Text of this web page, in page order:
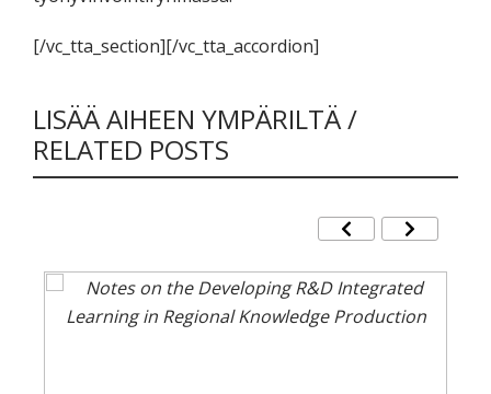
[/vc_tta_section][/vc_tta_accordion]
LISÄÄ AIHEEN YMPÄRILTÄ /
RELATED POSTS